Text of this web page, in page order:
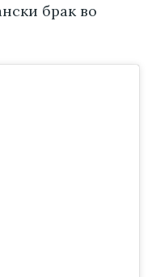
брак во